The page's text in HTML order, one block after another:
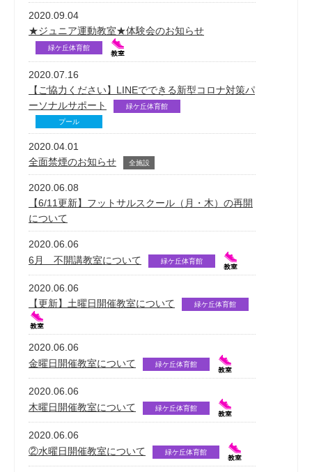
2020.09.04
★ジュニア運動教室★体験会のお知らせ
緑ケ丘体育館
2020.07.16
【ご協力ください】LINEでできる新型コロナ対策パ
ーソナルサポート
緑ケ丘体育館
プール
2020.04.01
全面禁煙のお知らせ
全施設
2020.06.08
【6/11更新】フットサルスクール（月・木）の再開
について
2020.06.06
6月 不開講教室について
緑ケ丘体育館
2020.06.06
【更新】土曜日開催教室について
緑ケ丘体育館
2020.06.06
金曜日開催教室について
緑ケ丘体育館
2020.06.06
木曜日開催教室について
緑ケ丘体育館
2020.06.06
②水曜日開催教室について
緑ケ丘体育館